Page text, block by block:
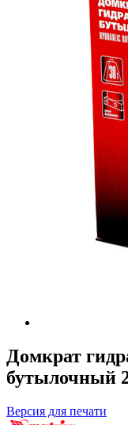
Домкрат
бутылочный
Версия для печати